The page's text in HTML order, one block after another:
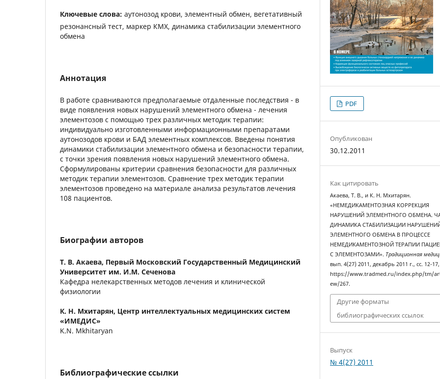
Ключевые слова: аутонозод крови, элементный обмен, вегетативный
резонансный тест, маркер КМХ, динамика стабилизации элементного
обмена
Аннотация
В работе сравниваются предполагаемые отдаленные последствия - в
виде появления новых нарушений элементного обмена - лечения
элементозов с помощью трех различных методик терапии:
индивидуально изготовленными информационными препаратами
аутонозодов крови и БАД элементных комплексов. Введены понятия
динамики стабилизации элементного обмена и безопасности терапии,
с точки зрения появления новых нарушений элементного обмена.
Сформулированы критерии сравнения безопасности для различных
методик терапии элементозов. Сравнение трех методик терапии
элементозов проведено на материале анализа результатов лечения
108 пациентов.
Биографии авторов
Т. В. Акаева, Первый Московский Государственный Медицинский
Университет им. И.М. Сеченова
Кафедра нелекарственных методов лечения и клинической
физиологии
К. Н. Мхитарян, Центр интеллектуальных медицинских систем
«ИМЕДИС»
K.N. Mkhitaryan
Библиографические ссылки
PDF
Опубликован
30.12.2011
Как цитировать
Акаева, Т. В., и К. Н. Мхитарян.
«НЕМЕДИКАМЕНТОЗНАЯ КОРРЕКЦИЯ
НАРУШЕНИЙ ЭЛЕМЕНТНОГО ОБМЕНА.
ДИНАМИКА СТАБИЛИЗАЦИИ
ЭЛЕМЕНТНОГО ОБМЕНА В ПРОЦЕССЕ
НЕМЕДИКАМЕНТОЗНОЙ ТЕРАПИИ
С ЭЛЕМЕНТОЗАМИ». Традиционная
вып. 4(27) 2011, декабрь 2011 г., сс. 12-17,
https://www.tradmed.ru/index.php/tm/
ew/267.
Другие форматы
библиографических ссылок
Выпуск
№ 4(27) 2011